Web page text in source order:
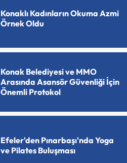
Konaklı Kadınların Okuma Azmi
Örnek Oldu
Konak Belediyesi ve MMO
Arasında Asansör Güvenliği İçin
Önemli Protokol
Efeler'den Pınarbaşı'nda Yoga
ve Pilates Buluşması